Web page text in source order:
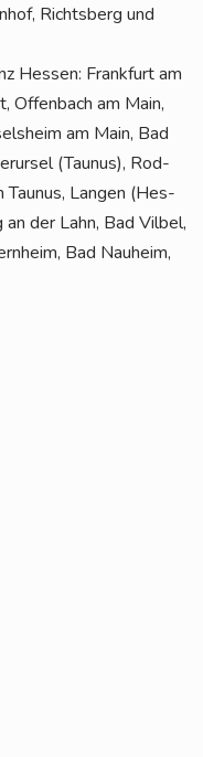
Richts­berg und
Hes­sen: Frank­furt am
Offen­bach am Main,
am Main, Bad
(Tau­nus), Rod­
Tau­nus, Lan­gen (Hes­
der Lahn, Bad Vil­bel,
Bad Nau­heim,